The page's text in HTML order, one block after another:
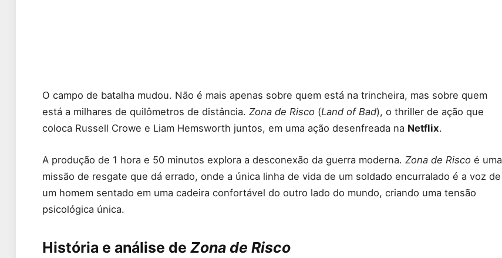
O campo de batalha mudou. Não é mais apenas sobre quem está na trincheira, mas sobre quem
está a milhares de quilômetros de distância. Zona de Risco (Land of Bad), o thriller de ação que
coloca Russell Crowe e Liam Hemsworth juntos, em uma ação desenfreada na Netflix.
A produção de 1 hora e 50 minutos explora a desconexão da guerra moderna. Zona de Risco é uma
missão de resgate que dá errado, onde a única linha de vida de um soldado encurralado é a voz de
um homem sentado em uma cadeira confortável do outro lado do mundo, criando uma tensão
psicológica única.
História e análise de Zona de Risco